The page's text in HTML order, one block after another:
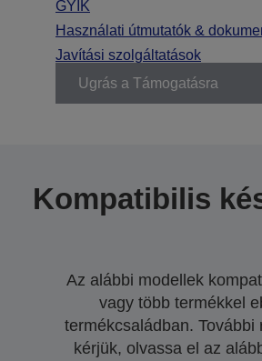
GYIK
Használati útmutatók &
Javítási szolgáltatások
Ugrás a Támogatásra
Kompatibilis
Az alábbi modellek
vagy több termékkel
termékcsaládban. További
kérjük, olvassa el az